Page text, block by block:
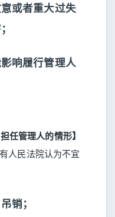
或者重大过失
响履行管理人
任管理人的情形】
人民法院认为不宜
销；